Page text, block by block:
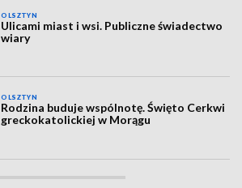
OLSZTYN
Ulicami miast i wsi. Publiczne świadectwo
wiary
OLSZTYN
Rodzina buduje wspólnotę. Święto Cerkwi
greckokatolickiej w Morągu